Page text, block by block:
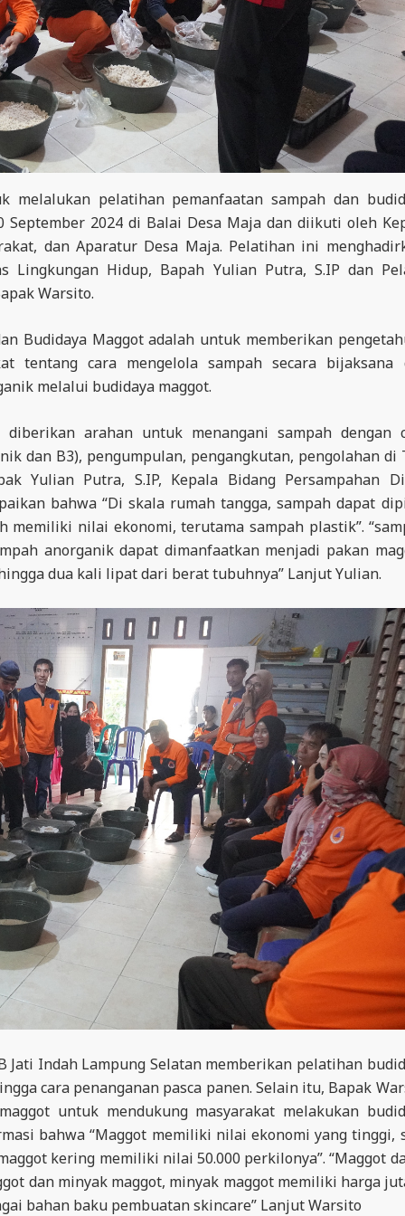
pelatihan pemanfaatan sampah dan
2024 di Balai Desa Maja dan diikuti oleh
dan Aparatur Desa Maja. Pelatihan ini
Lingkungan Hidup, Bapah Yulian Putra, S.IP dan
Warsito.
Budidaya Maggot adalah untuk memberikan
tentang cara mengelola sampah secara bijaksana
melalui budidaya maggot.
arahan untuk menangani sampah dengan
dan B3), pengumpulan, pengangkutan, pengolahan di
Yulian Putra, S.IP, Kepala Bidang Persampahan
bahwa “Di skala rumah tangga, sampah dapat
memiliki nilai ekonomi, terutama sampah plastik”.
anorganik dapat dimanfaatkan menjadi pakan
dua kali lipat dari berat tubuhnya” Lanjut Yulian.
Jati Indah Lampung Selatan memberikan pelatihan
cara penanganan pasca panen. Selain itu, Bapak
untuk mendukung masyarakat melakukan
bahwa “Maggot memiliki nilai ekonomi yang tinggi,
kering memiliki nilai 50.000 perkilonya”. “Maggot
dan minyak maggot, minyak maggot memiliki harga
bahan baku pembuatan skincare” Lanjut Warsito